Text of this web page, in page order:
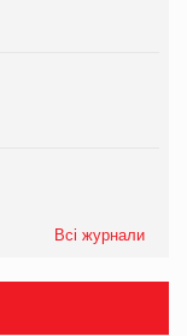
Всі журнали